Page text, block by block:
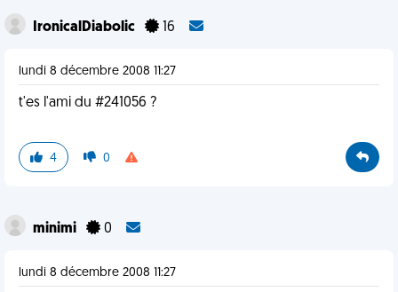
IronicalDiabolic 16
lundi 8 décembre 2008 11:27
t'es l'ami du #241056 ?
4 0
minimi 0
lundi 8 décembre 2008 11:27